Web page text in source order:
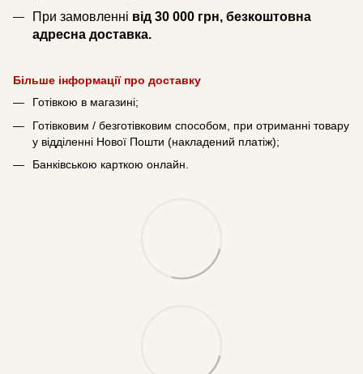
При замовленні від 30 000 грн, безкоштовна
адресна доставка.
Більше інформації про доставку
Готівкою в магазині;
Готівковим / безготівковим способом, при отриманні товару
у відділенні Нової Пошти (накладений платіж);
Банківською карткою онлайн.